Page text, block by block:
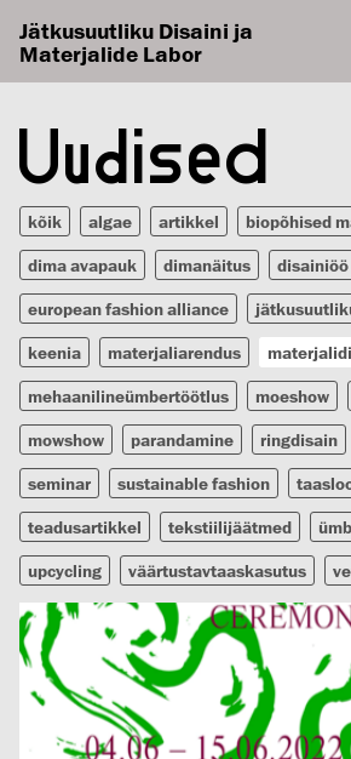
Jätkusuutliku Disaini ja
Materjalide Labor
Uudised
kõik algae artikkel biopõhised
dima avapauk dimanäitus disainiöö
european fashion alliance
keenia materjaliarendus
mehaanilineümbertöötlus moeshow
mowshow parandamine ringdisain
seminar sustainable fashion
teadusartikkel tekstiilijäätmed
upcycling väärtustavtaaskasutus